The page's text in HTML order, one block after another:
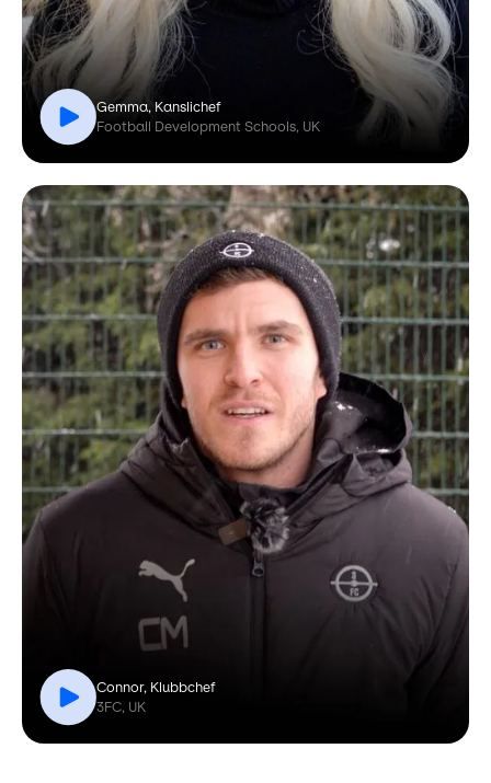
Gemma, Kanslichef
Football Development Schools, UK
Connor, Klubbchef
3FC, UK